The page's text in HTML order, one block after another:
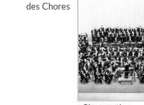
des Chores